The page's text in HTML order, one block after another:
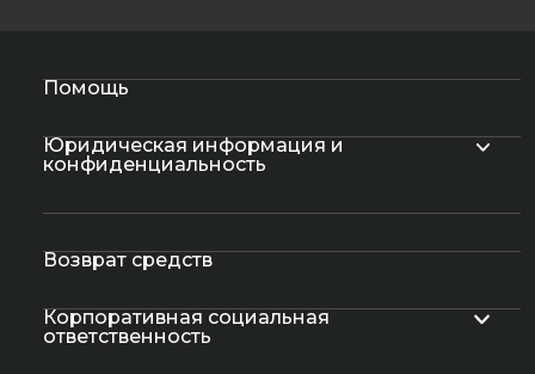
Помощь
Юридическая информация и
конфиденциальность
Возврат средств
Корпоративная социальная
ответственность